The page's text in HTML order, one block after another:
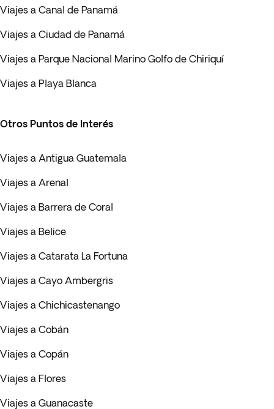
Viajes a Canal de Panamá
Viajes a Ciudad de Panamá
Viajes a Parque Nacional Marino Golfo de Chiriquí
Viajes a Playa Blanca
Otros Puntos de Interés
Viajes a Antigua Guatemala
Viajes a Arenal
Viajes a Barrera de Coral
Viajes a Belice
Viajes a Catarata La Fortuna
Viajes a Cayo Ambergris
Viajes a Chichicastenango
Viajes a Cobán
Viajes a Copán
Viajes a Flores
Viajes a Guanacaste